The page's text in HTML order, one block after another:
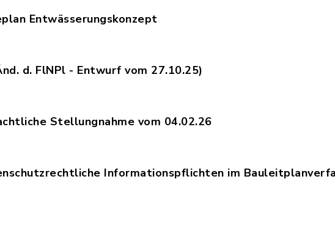
Entwässerungskonzept
d. FlNPl - Entwurf vom 27.10.25)
Stellungnahme vom 04.02.26
Informationspflichten im